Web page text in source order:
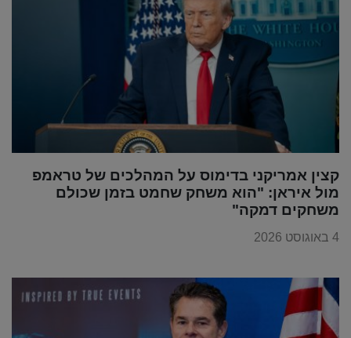
קצין אמריקני בדימוס על המהלכים של טראמפ
מול איראן: "הוא משחק שחמט בזמן שכולם
משחקים דמקה"
4 באוגוסט 2026